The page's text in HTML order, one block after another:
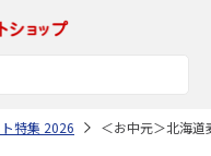
特集 2026 ＜お中元＞北海